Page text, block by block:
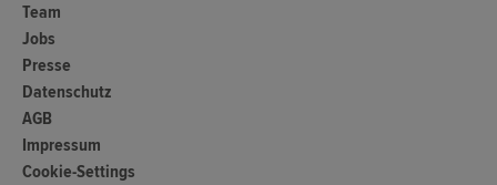
Team
Jobs
Presse
Datenschutz
AGB
Impressum
Cookie-Settings